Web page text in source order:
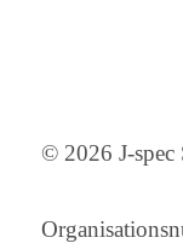
© 2026 J-spec